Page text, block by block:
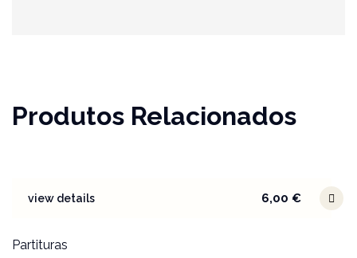
Produtos Relacionados
view details 6,00 €
Partituras